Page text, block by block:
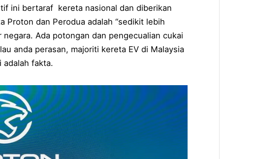
ini bertaraf kereta nasional dan diberikan
Proton dan Perodua adalah “sedikit lebih
Ada potongan dan pengecualian cukai
anda perasan, majoriti kereta EV di Malaysia
adalah fakta.